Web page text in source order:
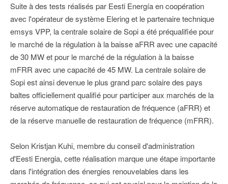
Suite à des tests réalisés par Eesti Energía en coopération
avec l'opérateur de système Elering et le partenaire technique
emsys VPP, la centrale solaire de Sopi a été préqualifiée pour
le marché de la régulation à la baisse aFRR avec une capacité
de 30 MW et pour le marché de la régulation à la baisse
mFRR avec une capacité de 45 MW. La centrale solaire de
Sopi est ainsi devenue le plus grand parc solaire des pays
baltes officiellement qualifié pour participer aux marchés de la
réserve automatique de restauration de fréquence (aFRR) et
de la réserve manuelle de restauration de fréquence (mFRR).
Selon Kristjan Kuhi, membre du conseil d'administration
d'Eesti Energia, cette réalisation marque une étape importante
dans l'intégration des énergies renouvelables dans les